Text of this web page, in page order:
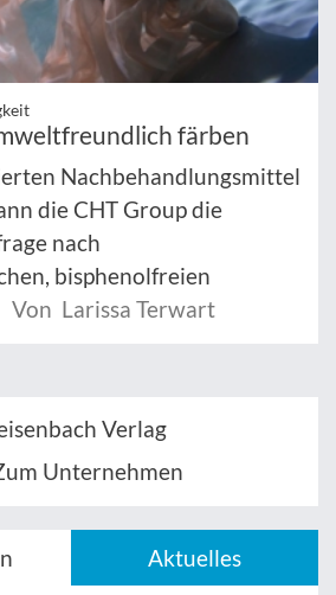
färben
Nachbehandlungsmittel
die CHT Group die
nach
bisphenolfreien
Von Larissa Terwart
Verlag
Unternehmen
Aktuelles